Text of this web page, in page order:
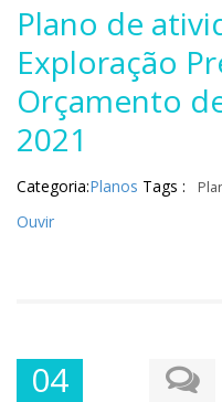
Plano de
Exploração
Orçamento
2021
Categoria:Planos Tags :
Ouvir
04